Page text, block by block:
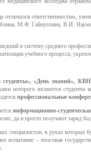
отличался ответственностью,
М.Ф. Гайнуллина, В.И.
в систему среднего
учебного процесса,
«День знаний»,
которого являются
профессиональные
информационно-
да и просто получают заряд
специалистов, в руках которых
испытание – итоговая